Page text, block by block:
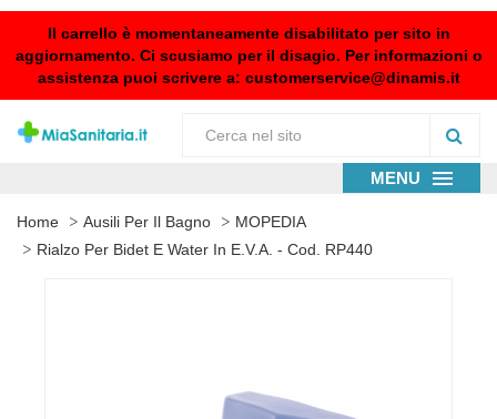
Il carrello è momentaneamente disabilitato per sito in
aggiornamento. Ci scusiamo per il disagio. Per informazioni o
assistenza puoi scrivere a: customerservice@dinamis.it
MENU
Home Ausili Per Il Bagno
MOPEDIA
Rialzo Per Bidet E Water In E.V.A. - Cod. RP440